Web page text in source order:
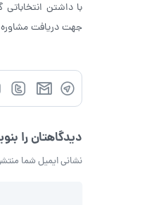
با داشتن
جهت دریافت مشاوره
دیدگاهتان را
نشانی ایمیل شما